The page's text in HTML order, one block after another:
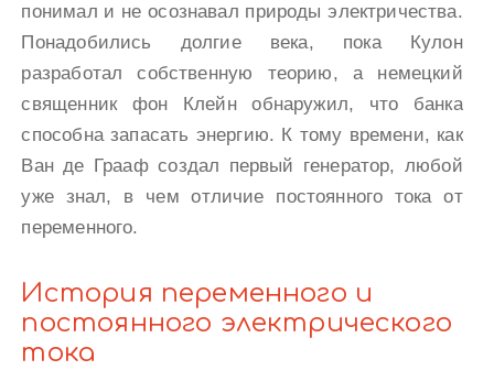
понимал и не осознавал природы электричества.
Понадобились долгие века, пока Кулон
разработал собственную теорию, а немецкий
священник фон Клейн обнаружил, что банка
способна запасать энергию. К тому времени, как
Ван де Грааф создал первый генератор, любой
уже знал, в чем отличие постоянного тока от
переменного.
История переменного и
постоянного электрического
тока